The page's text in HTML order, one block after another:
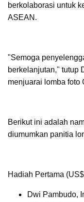
berkolaborasi untuk
ASEAN.
"Semoga
berkelanjutan," tutup
menjuarai lomba foto
Berikut ini adalah
diumumkan panitia
Hadiah Pertama
Dwi Pambudo,